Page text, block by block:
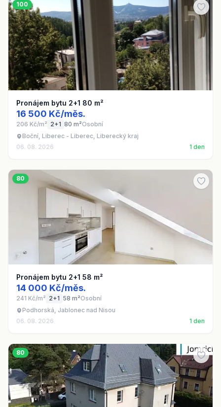
100
Pronájem bytu 2+1 80 m²
16 500 Kč/měs.
206 Kč/m² 2+1 80 m²Osobní
Boční, Liberec - Liberec, Liberecký kraj
06. 08. 2026
1 den
80
Pronájem bytu 2+1 58 m²
14 000 Kč/měs.
241 Kč/m² 2+1 58 m²Osobní
Podhorská, Jablonec nad Nisou
06. 08. 2026
1 den
80